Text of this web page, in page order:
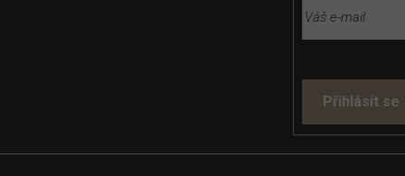
Vložením e-
Přihlásit se